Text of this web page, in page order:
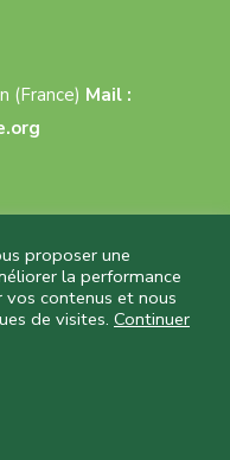
(France) Mail :
droits réservés
–
proposer une
la performance
contenus et nous
de visites. Continuer